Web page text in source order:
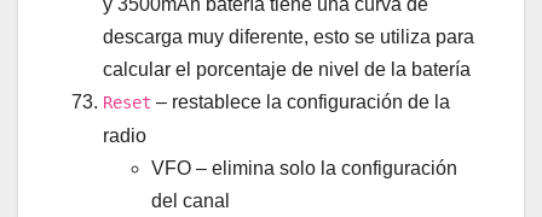
descarga muy diferente, esto se utiliza para
calcular el porcentaje de nivel de la batería
Reset – restablece la configuración de la
radio
VFO – elimina solo la configuración
del canal